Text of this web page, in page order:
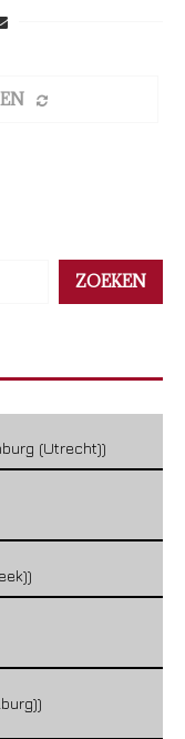
ZOEKEN
(Utrecht))